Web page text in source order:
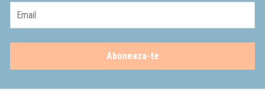
Email
Aboneaza-te